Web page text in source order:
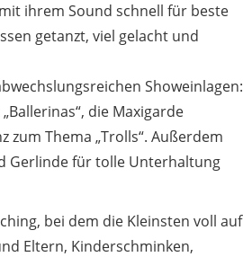
ihrem Sound schnell für beste
getanzt, viel gelacht und
Showeinlagen:
die Maxigarde
Thema „Trolls“. Außerdem
Gerlinde für tolle Unterhaltung
bei dem die Kleinsten voll auf
Eltern, Kinderschminken,